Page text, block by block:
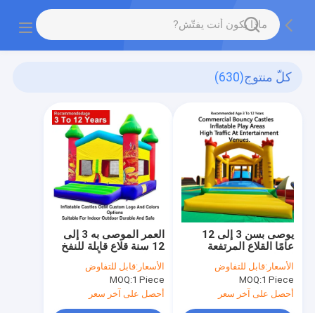
كلّ منتوج(630)
العمر الموصى به 3 إلى
12 سنة قلاع قابلة للنفخ
خيارات شعار وألوان
مخصصة من الشركة
المصنعة الأصلية مناسبة
للاستخدام الداخلي
والخارجي متينة وآمنة
الأسعار:قابل للتفاوض
MOQ:1 Piece
أحصل على آخر سعر
يوصى بسن 3 إلى 12
عامًا القلاع المرتفعة
التجارية مناطق اللعب
القابلة للنفخ مصممة
لحركة المرور الكبيرة في
أماكن الترفيه
الأسعار:قابل للتفاوض
MOQ:1 Piece
أحصل على آخر سعر